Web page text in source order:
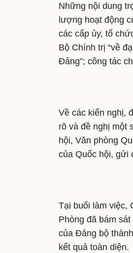
Những nội dung
lượng hoạt động
các cấp ủy, tổ
Bộ Chính trị “về
Đảng”; công tác
Về các kiến nghị,
rõ và đề nghị một
hội, Văn phòng
của Quốc hội, gửi
Tại buổi làm việc,
Phòng đã bám
của Đảng bộ
kết quả toàn diện.